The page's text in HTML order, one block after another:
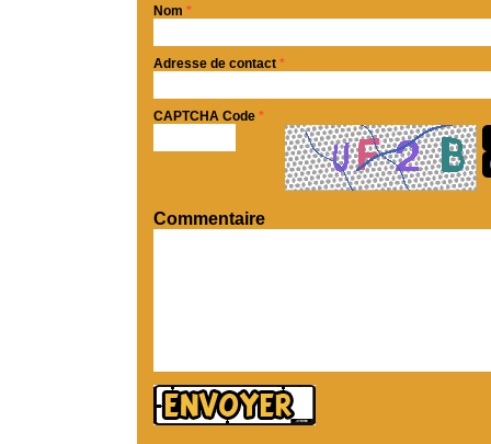
Nom *
Adresse de contact *
CAPTCHA Code *
Commentaire